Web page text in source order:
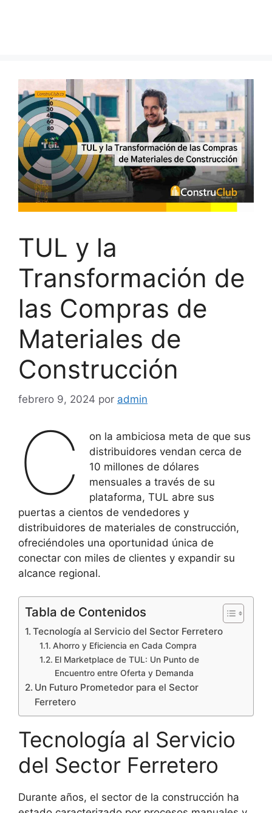
TUL y la
Transformación de
las Compras de
Materiales de
Construcción
febrero 9, 2024 por admin
C
on la ambiciosa meta de que sus
distribuidores vendan cerca de
10 millones de dólares
mensuales a través de su
plataforma, TUL abre sus
puertas a cientos de vendedores y
distribuidores de materiales de construcción,
ofreciéndoles una oportunidad única de
conectar con miles de clientes y expandir su
alcance regional.
Tabla de Contenidos
Tecnología al Servicio del Sector Ferretero
Ahorro y Eficiencia en Cada Compra
El Marketplace de TUL: Un Punto de
Encuentro entre Oferta y Demanda
Un Futuro Prometedor para el Sector
Ferretero
Tecnología al Servicio
del Sector Ferretero
Durante años, el sector de la construcción ha